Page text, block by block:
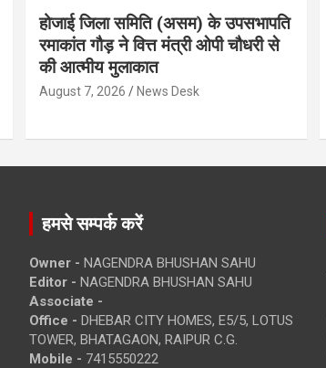
होजाई जिला समिति (असम) के उपसभापति
रमाकांत गौड़ ने वित्त मंत्री ओपी चौधरी से
की आत्मीय मुलाकात
August 7, 2026 News Desk
हमसे सम्पर्क करें
Owner - NAGENDRA BHUSHAN SAHU
Editor - NAGENDRA BHUSHAN SAHU
Associate -
Office - DHEBAR CITY HOMES, E5/5, LOTUS
TOWER, BHATAGAON, RAIPUR C.G.
Mobile - 7415550222